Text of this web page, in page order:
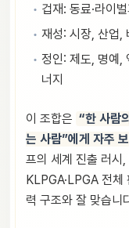
겁재: 동료·라이
재성: 시장, 산업,
정인: 제도, 명예,
너지
이 조합은 “한 사람
는 사람”에게 자주
프의 세계 진출 러시
KLPGA·LPGA 전체
력 구조와 잘 맞습니